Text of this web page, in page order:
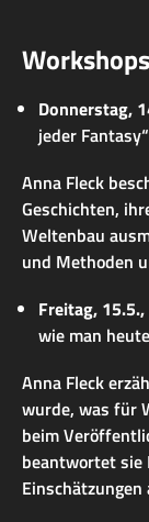
Donnerstag,
jeder Fantasy“
Anna Fleck
Geschichten,
Weltenbau
und Methoden
Freitag,
wie man
Anna Fleck
wurde, was für
beim
beantwortet sie